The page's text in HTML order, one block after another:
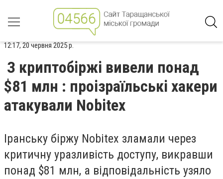
12:17, 20 червня 2025 р.
З криптобіржі вивели понад
$81 млн : проізраїльські хакери
атакували Nobitex
Іранську біржу Nobitex зламали через
критичну уразливість доступу, викравши
понад $81 млн, а відповідальність узяло